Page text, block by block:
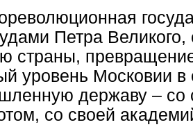
Петра
страны,
уровень Московии
державу – со
со своей